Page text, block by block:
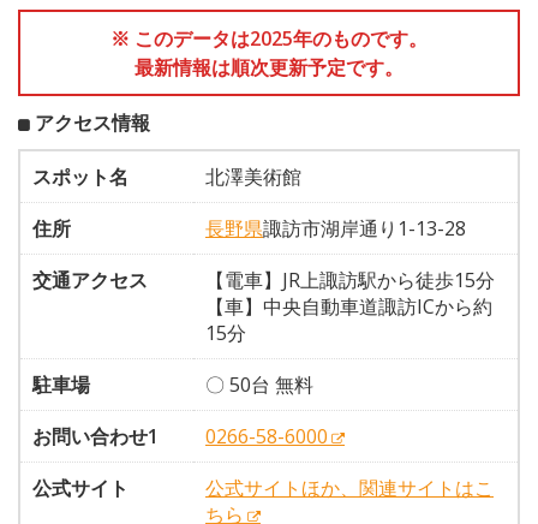
※ このデータは2025年のものです。
最新情報は順次更新予定です。
アクセス情報
スポット名
北澤美術館
住所
長野県諏訪市湖岸通り1-13-28
交通アクセス
【電車】JR上諏訪駅から徒歩15分
【車】中央自動車道諏訪ICから約
15分
駐車場
〇 50台 無料
お問い合わせ1
0266-58-6000
公式サイト
公式サイトほか、関連サイトはこ
ちら